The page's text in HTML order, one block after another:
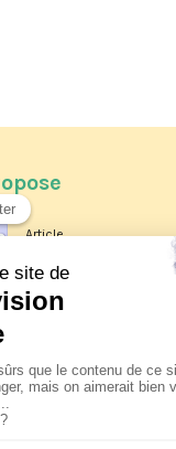
Article
Les reportages
La visite pastorale
XIV à Assise à
jeudi 6 août